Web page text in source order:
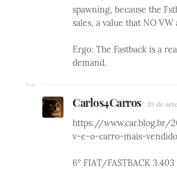
spawning, because the
sales, a value that NO VW
Ergo: The Fastback is a
demand.
Carlos4Carros 10 de
https://www.car.blog.br/
v-e-o-carro-mais-
6º FIAT/FASTBACK 3.403